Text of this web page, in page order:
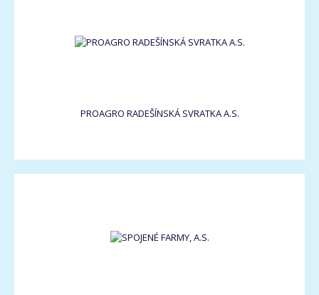
PROAGRO RADEŠÍNSKÁ SVRATKA A.S.